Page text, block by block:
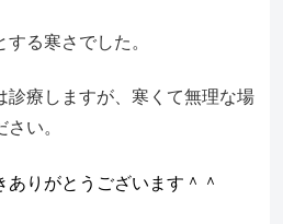
る寒さでした。
診療しますが、寒くて無理な場
い。
りがとうございます＾＾